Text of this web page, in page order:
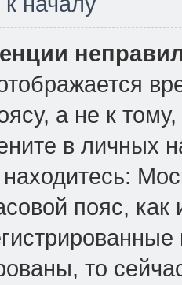
а не к
в личных
пояс,
то